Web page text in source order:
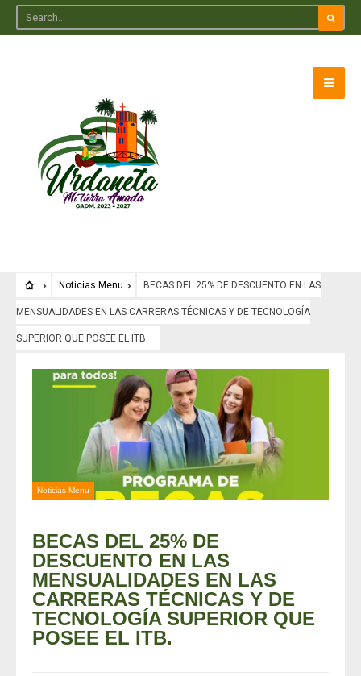
Noticias Menu BECAS DEL 25% DE DESCUENTO EN LAS
MENSUALIDADES EN LAS CARRERAS TÉCNICAS Y DE TECNOLOGÍA
SUPERIOR QUE POSEE EL ITB.
Noticias Menu
BECAS DEL 25% DE
DESCUENTO EN LAS
MENSUALIDADES EN LAS
CARRERAS TÉCNICAS Y DE
TECNOLOGÍA SUPERIOR QUE
POSEE EL ITB.